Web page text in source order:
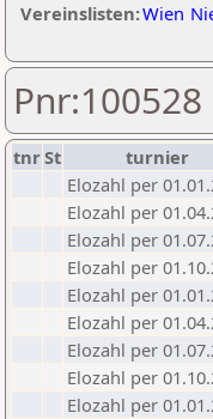
Vereinslisten:Wien
tnrSt turnier
Elozahl per
Elozahl per
Elozahl per
Elozahl per
Elozahl per
Elozahl per
Elozahl per
Elozahl per
Elozahl per